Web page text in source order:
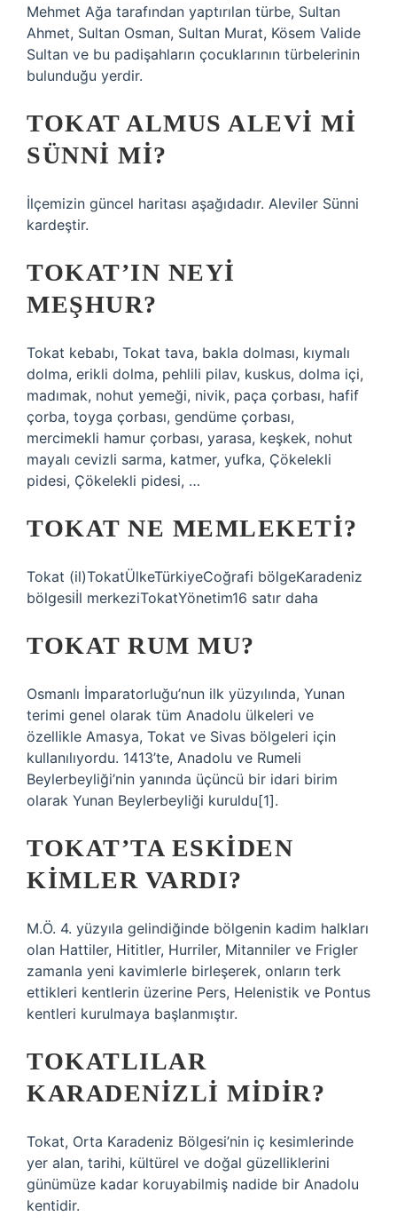
Mehmet Ağa tarafından yaptırılan türbe, Sultan
Ahmet, Sultan Osman, Sultan Murat, Kösem Valide
Sultan ve bu padişahların çocuklarının türbelerinin
bulunduğu yerdir.
TOKAT ALMUS ALEVI MI
SÜNNI MI?
İlçemizin güncel haritası aşağıdadır. Aleviler Sünni
kardeştir.
TOKAT’IN NEYI
MEŞHUR?
Tokat kebabı, Tokat tava, bakla dolması, kıymalı
dolma, erikli dolma, pehlili pilav, kuskus, dolma içi,
madımak, nohut yemeği, nivik, paça çorbası, hafif
çorba, toyga çorbası, gendüme çorbası,
mercimekli hamur çorbası, yarasa, keşkek, nohut
mayalı cevizli sarma, katmer, yufka, Çökelekli
pidesi, Çökelekli pidesi, …
TOKAT NE MEMLEKETI?
Tokat (il)TokatÜlkeTürkiyeCoğrafi bölgeKaradeniz
bölgesiİl merkeziTokatYönetim16 satır daha
TOKAT RUM MU?
Osmanlı İmparatorluğu’nun ilk yüzyılında, Yunan
terimi genel olarak tüm Anadolu ülkeleri ve
özellikle Amasya, Tokat ve Sivas bölgeleri için
kullanılıyordu. 1413’te, Anadolu ve Rumeli
Beylerbeyliği’nin yanında üçüncü bir idari birim
olarak Yunan Beylerbeyliği kuruldu[1].
TOKAT’TA ESKIDEN
KIMLER VARDI?
M.Ö. 4. yüzyıla gelindiğinde bölgenin kadim halkları
olan Hattiler, Hititler, Hurriler, Mitanniler ve Frigler
zamanla yeni kavimlerle birleşerek, onların terk
ettikleri kentlerin üzerine Pers, Helenistik ve Pontus
kentleri kurulmaya başlanmıştır.
TOKATLILAR
KARADENIZLI MIDIR?
Tokat, Orta Karadeniz Bölgesi’nin iç kesimlerinde
yer alan, tarihi, kültürel ve doğal güzelliklerini
günümüze kadar koruyabilmiş nadide bir Anadolu
kentidir.